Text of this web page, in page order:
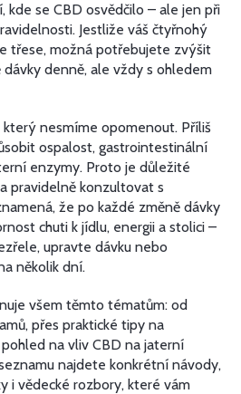
kde se CBD osvědčilo – ale jen při
Jestliže váš čtyřnohý
třese, možná potřebujete zvýšit
denně, ale vždy s ohledem
nesmíme opomenout. Příliš
ospalost, gastrointestinální
enzymy. Proto je důležité
pravidelně konzultovat s
že po každé změně dávky
chuti k jídlu, energii a stolici –
upravte dávku nebo
několik dní.
všem těmto tématům: od
přes praktické tipy na
na vliv CBD na jaterní
najdete konkrétní návody,
i vědecké rozbory, které vám